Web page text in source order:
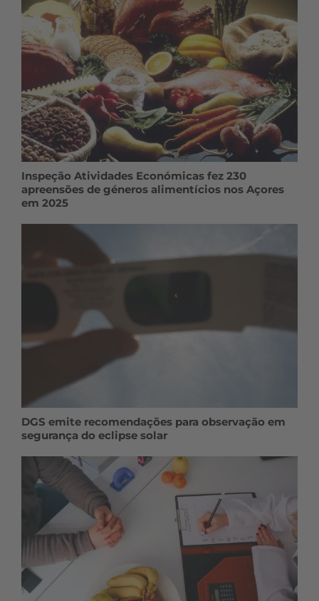
Inspeção Atividades Económicas fez 230
apreensões de géneros alimentícios nos Açores
em 2025
DGS emite recomendações para observação em
segurança do eclipse solar